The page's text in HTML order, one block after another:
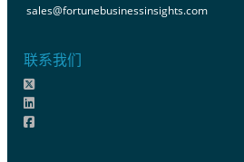
sales@fortunebusinessinsights.com
联系我们